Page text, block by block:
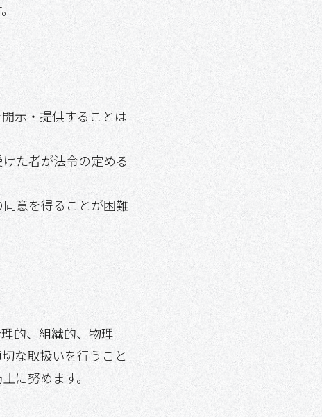
示・提供することは
た者が法令の定める
意を得ることが困難
的、組織的、物理
な取扱いを行うこと
に努めます。